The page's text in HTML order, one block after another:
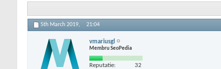
5th March 2019, 21:04
vmariusgl
Membru SeoPedia
Reputatie: 32